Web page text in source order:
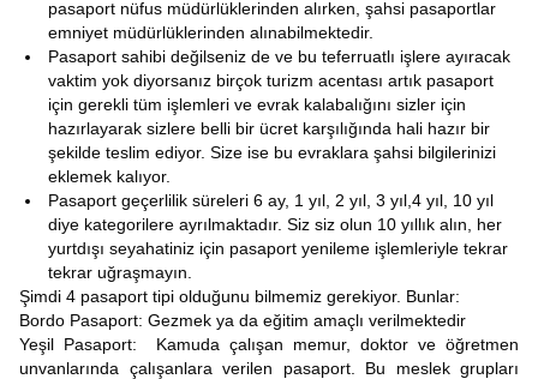
pasaport nüfus müdürlüklerinden alırken, şahsi pasaportlar
emniyet müdürlüklerinden alınabilmektedir.
Pasaport sahibi değilseniz de ve bu teferruatlı işlere ayıracak
vaktim yok diyorsanız birçok turizm acentası artık pasaport
için gerekli tüm işlemleri ve evrak kalabalığını sizler için
hazırlayarak sizlere belli bir ücret karşılığında hali hazır bir
şekilde teslim ediyor. Size ise bu evraklara şahsi bilgilerinizi
eklemek kalıyor.
Pasaport geçerlilik süreleri 6 ay, 1 yıl, 2 yıl, 3 yıl,4 yıl, 10 yıl
diye kategorilere ayrılmaktadır. Siz siz olun 10 yıllık alın, her
yurtdışı seyahatiniz için pasaport yenileme işlemleriyle tekrar
tekrar uğraşmayın.
Şimdi 4 pasaport tipi olduğunu bilmemiz gerekiyor. Bunlar:
Bordo Pasaport: Gezmek ya da eğitim amaçlı verilmektedir
Yeşil Pasaport: Kamuda çalışan memur, doktor ve öğretmen
unvanlarında çalışanlara verilen pasaport. Bu meslek grupları